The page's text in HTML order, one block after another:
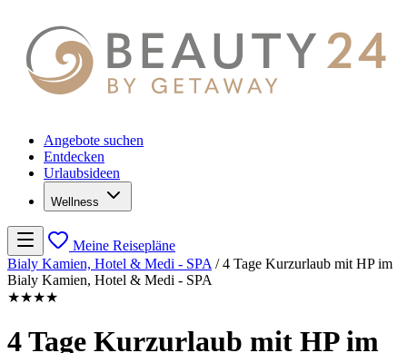
Angebote suchen
Entdecken
Urlaubsideen
Wellness
Meine Reisepläne
Bialy Kamien, Hotel & Medi - SPA / 4 Tage Kurzurlaub mit HP im
Bialy Kamien, Hotel & Medi - SPA
★★★★
4 Tage Kurzurlaub mit HP im